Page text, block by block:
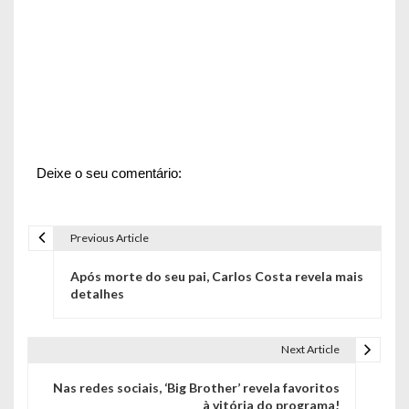
Deixe o seu comentário:
Previous Article
Após morte do seu pai, Carlos Costa revela mais
detalhes
Next Article
Nas redes sociais, ‘Big Brother’ revela favoritos
à vitória do programa!